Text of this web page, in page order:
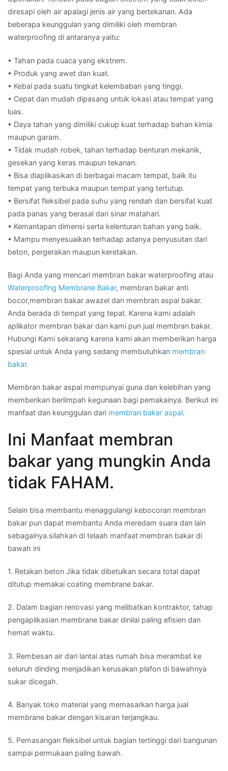
diresapi oleh air apalagi jenis air yang bertekanan. Ada
beberapa keunggulan yang dimiliki oleh membran
waterproofing di antaranya yaitu:
• Tahan pada cuaca yang ekstrem.
• Produk yang awet dan kuat.
• Kebal pada suatu tingkat kelembaban yang tinggi.
• Cepat dan mudah dipasang untuk lokasi atau tempat yang
luas.
• Daya tahan yang dimiliki cukup kuat terhadap bahan kimia
maupun garam.
• Tidak mudah robek, tahan terhadap benturan mekanik,
gesekan yang keras maupun tekanan.
• Bisa diaplikasikan di berbagai macam tempat, baik itu
tempat yang terbuka maupun tempat yang tertutup.
• Bersifat fleksibel pada suhu yang rendah dan bersifat kuat
pada panas yang berasal dari sinar matahari.
• Kemantapan dimensi serta kelenturan bahan yang baik.
• Mampu menyesuaikan terhadap adanya penyusutan dari
beton, pergerakan maupun keretakan.
Bagi Anda yang mencari membran bakar waterproofing atau
Waterproofing Membrane Bakar, membran bakar anti
bocor,membran bakar awazel dan membran aspal bakar.
Anda berada di tempat yang tepat. Karena kami adalah
aplikator membran bakar dan kami pun jual membran bakar.
Hubungi Kami sekarang karena kami akan memberikan harga
spesial untuk Anda yang sedang membutuhkan membran
bakar.
Membran bakar aspal mempunyai guna dan kelebihan yang
memberikan berlimpah kegunaan bagi pemakainya. Berikut ini
manfaat dan keunggulan dari membran bakar aspal.
Ini Manfaat membran
bakar yang mungkin Anda
tidak FAHAM.
Selain bisa membantu menaggulangi kebocoran membran
bakar pun dapat membantu Anda meredam suara dan lain
sebagainya.silahkan di telaah manfaat membran bakar di
bawah ini
1. Retakan beton Jika tidak dibetulkan secara total dapat
ditutup memakai coating membrane bakar.
2. Dalam bagian renovasi yang melibatkan kontraktor, tahap
pengaplikasian membrane bakar dinilai paling efisien dan
hemat waktu.
3. Rembesan air dari lantai atas rumah bisa merambat ke
seluruh dinding menjadikan kerusakan plafon di bawahnya
sukar dicegah.
4. Banyak toko material yang memasarkan harga jual
membrane bakar dengan kisaran terjangkau.
5. Pemasangan fleksibel untuk bagian tertinggi dari bangunan
sampai permukaan paling bawah.